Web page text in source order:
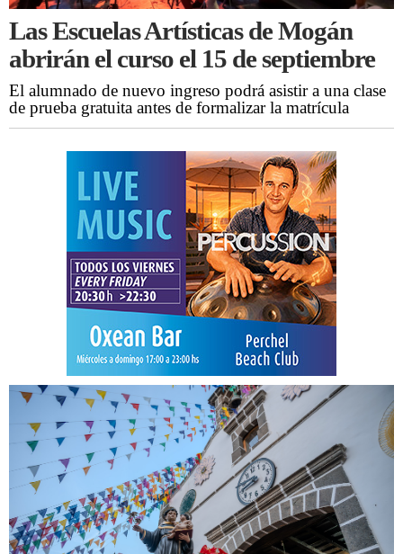
Las Escuelas Artísticas de Mogán
abrirán el curso el 15 de septiembre
El alumnado de nuevo ingreso podrá asistir a una clase
de prueba gratuita antes de formalizar la matrícula